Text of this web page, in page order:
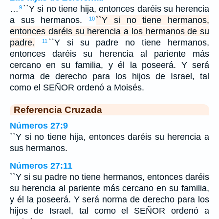
… 9 ``Y si no tiene hija, entonces daréis su herencia
a sus hermanos.
10 ``Y si no tiene hermanos,
entonces daréis su herencia a los hermanos de su
padre.
11 ``Y si su padre no tiene hermanos,
entonces daréis su herencia al pariente más
cercano en su familia, y él la poseerá. Y será
norma de derecho para los hijos de Israel, tal
como el SEÑOR ordenó a Moisés.
Referencia Cruzada
Números 27:9
``Y si no tiene hija, entonces daréis su herencia a
sus hermanos.
Números 27:11
``Y si su padre no tiene hermanos, entonces daréis
su herencia al pariente más cercano en su familia,
y él la poseerá. Y será norma de derecho para los
hijos de Israel, tal como el SEÑOR ordenó a